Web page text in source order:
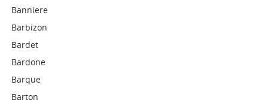
Banniere
Barbizon
Bardet
Bardone
Barque
Barton